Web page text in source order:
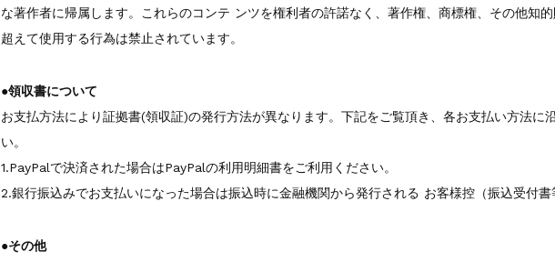
な著作者に帰属します。これらのコンテ ンツを権利者の許諾なく、著作権、商標権、その他知
超えて使用する行為は禁止されています。
●領収書について
お支払方法により証拠書(領収証)の発行方法が異なります。下記をご覧頂き、各お支払い方法に
い。
1.PayPalで決済された場合はPayPalの利用明細書をご利用ください。
2.銀行振込みでお支払いになった場合は振込時に金融機関から発行される お客様控（振込受付書
●その他